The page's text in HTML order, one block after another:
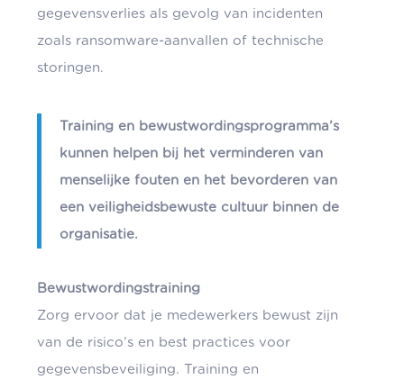
gegevensverlies als gevolg van incidenten
zoals ransomware-aanvallen of technische
storingen.
Training en bewustwordingsprogramma’s
kunnen helpen bij het verminderen van
menselijke fouten en het bevorderen van
een veiligheidsbewuste cultuur binnen de
organisatie.
Bewustwordingstraining
Zorg ervoor dat je medewerkers bewust zijn
van de risico’s en best practices voor
gegevensbeveiliging. Training en